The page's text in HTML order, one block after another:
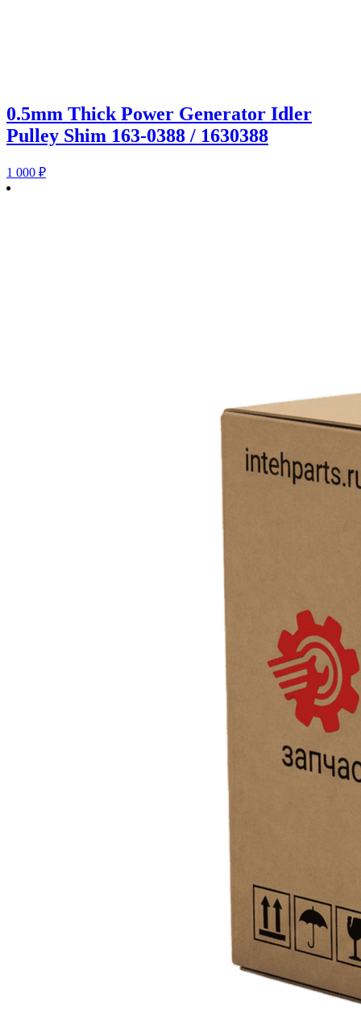
0.5mm Thick Power Generator Idler
Pulley Shim 163-0388 / 1630388
1 000 ₽